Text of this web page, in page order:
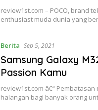
review1st.com – POCO, brand
enthusiast muda dunia yang
Berita Sep 5, 2021
Samsung Galaxy
Passion Kamu
review1st.com â€“
halangan bagi banyak orang